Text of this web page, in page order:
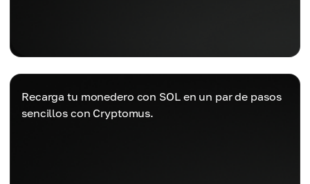
Recarga tu monedero con SOL en un par de pasos
sencillos con Cryptomus.